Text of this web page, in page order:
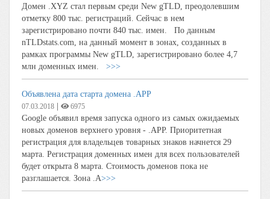
Домен .XYZ стал первым среди New gTLD, преодолевшим
отметку 800 тыс. регистраций. Сейчас в нем
зарегистрировано почти 840 тыс. имен. По данным
nTLDstats.com, на данный момент в зонах, созданных в
рамках программы New gTLD, зарегистрировано более 4,7
млн доменных имен. >>>
Объявлена дата старта домена .APP
07.03.2018 6975
Google объявил время запуска одного из самых ожидаемых
новых доменов верхнего уровня - .APP. Приоритетная
регистрация для владельцев товарных знаков начнется 29
марта. Регистрация доменных имен для всех пользователей
будет открыта 8 марта. Стоимость доменов пока не
разглашается. Зона .A>>>